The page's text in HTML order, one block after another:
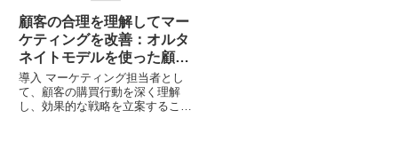
顧客の合理を理解してマー
ケティングを改善：オルタ
ネイトモデルを使った顧客
理解の手法
導入 マーケティング担当者とし
て、顧客の購買行動を深く理解
し、効果的な戦略を立案すること